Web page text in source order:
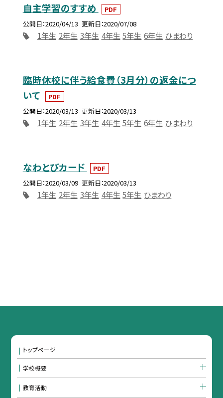
自主学習のすすめ
PDF
公開日 2020/04/13 更新日 2020/07/08
1年生 2年生 3年生 4年生 5年生 6年生 ひまわり
臨時休校に伴う給食費（3月分）の返金につ
いて
PDF
公開日 2020/03/13 更新日 2020/03/13
1年生 2年生 3年生 4年生 5年生 6年生 ひまわり
なわとびカード
PDF
公開日 2020/03/09 更新日 2020/03/13
1年生 2年生 3年生 4年生 5年生 ひまわり
トップページ
学校概要
教育活動